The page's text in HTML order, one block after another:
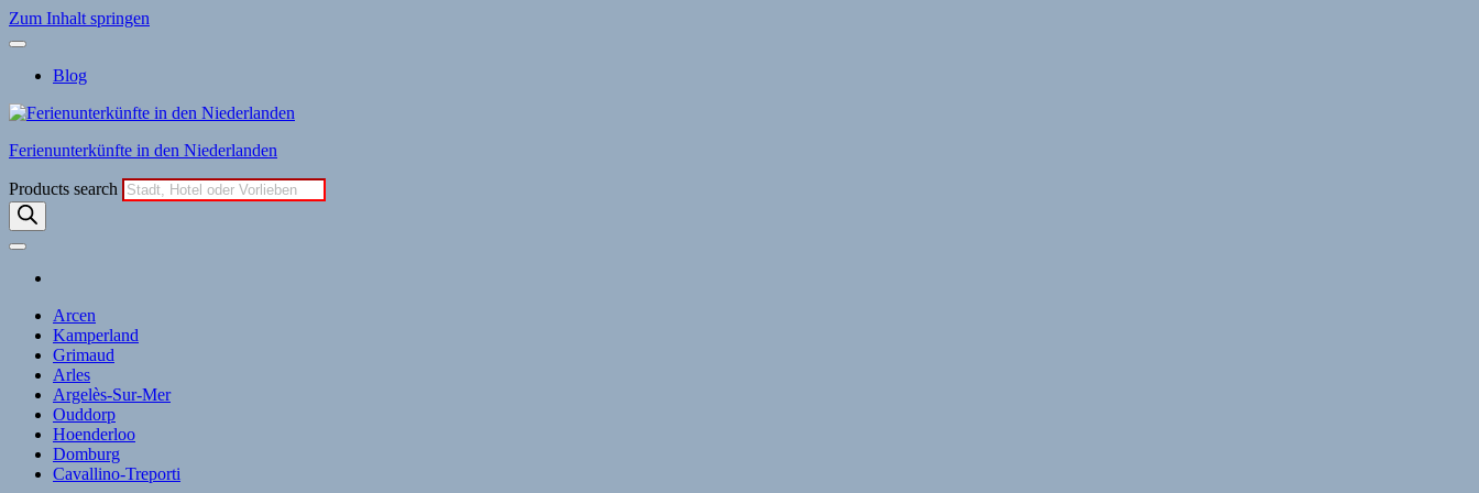
Zum Inhalt springen
Blog
Ferienunterkünfte in den Niederlanden
Products search
Arcen
Kamperland
Grimaud
Arles
Argelès-Sur-Mer
Ouddorp
Hoenderloo
Domburg
Cavallino-Treporti